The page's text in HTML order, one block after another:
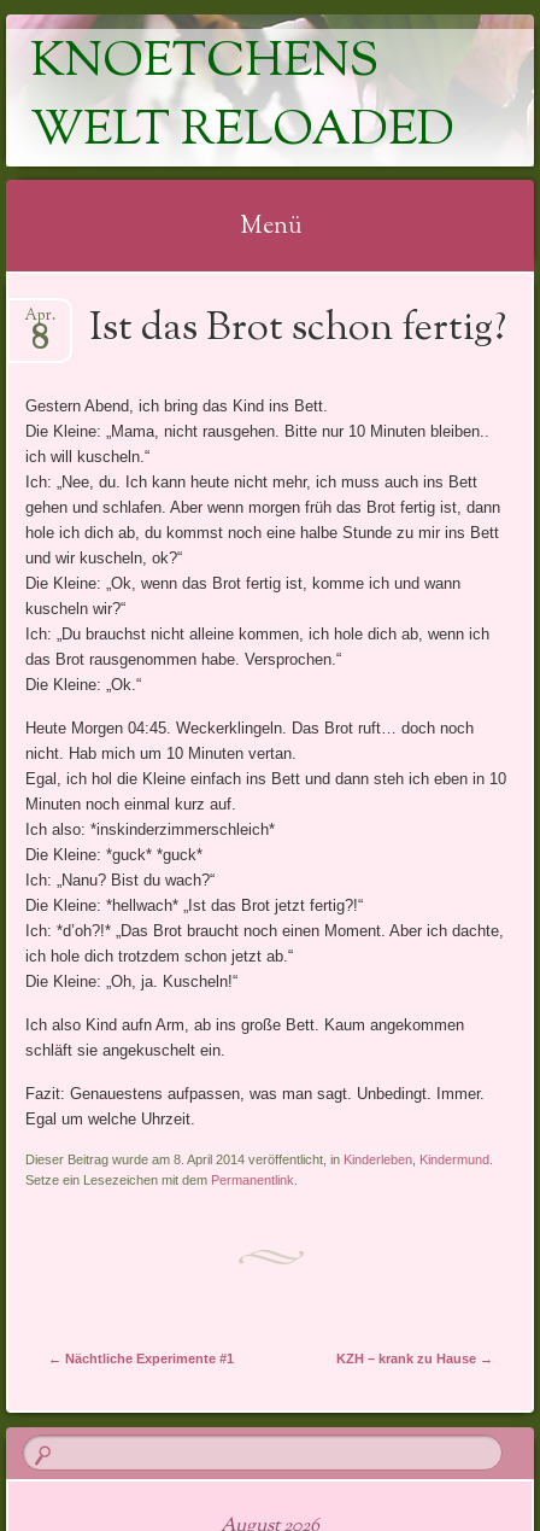
KNOETCHENS
WELT RELOADED
Menü
zum
Ist das Brot schon fertig?
Apr.
8
Gestern Abend, ich bring das Kind ins Bett.
Die Kleine: „Mama, nicht rausgehen. Bitte nur 10 Minuten bleiben..
ich will kuscheln.“
Ich: „Nee, du. Ich kann heute nicht mehr, ich muss auch ins Bett
gehen und schlafen. Aber wenn morgen früh das Brot fertig ist, dann
hole ich dich ab, du kommst noch eine halbe Stunde zu mir ins Bett
und wir kuscheln, ok?“
Die Kleine: „Ok, wenn das Brot fertig ist, komme ich und wann
kuscheln wir?“
Ich: „Du brauchst nicht alleine kommen, ich hole dich ab, wenn ich
das Brot rausgenommen habe. Versprochen.“
Die Kleine: „Ok.“
Heute Morgen 04:45. Weckerklingeln. Das Brot ruft… doch noch
nicht. Hab mich um 10 Minuten vertan.
Egal, ich hol die Kleine einfach ins Bett und dann steh ich eben in 10
Minuten noch einmal kurz auf.
Ich also: *inskinderzimmerschleich*
Die Kleine: *guck* *guck*
Ich: „Nanu? Bist du wach?“
Die Kleine: *hellwach* „Ist das Brot jetzt fertig?!“
Ich: *d’oh?!* „Das Brot braucht noch einen Moment. Aber ich dachte,
ich hole dich trotzdem schon jetzt ab.“
Die Kleine: „Oh, ja. Kuscheln!“
Ich also Kind aufn Arm, ab ins große Bett. Kaum angekommen
schläft sie angekuschelt ein.
Fazit: Genauestens aufpassen, was man sagt. Unbedingt. Immer.
Egal um welche Uhrzeit.
Dieser Beitrag wurde am 8. April 2014 veröffentlicht, in Kinderleben Kindermund
Setze ein Lesezeichen mit dem Permanentlink
Artikel-Navigation
← Nächtliche Experimente #1 KZH – krank zu Hause →